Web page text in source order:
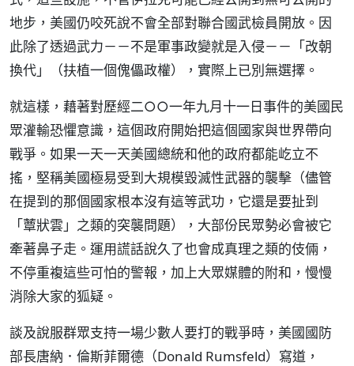
地步，美國仍咬死說不會全部對聯合國武檢員開放。因
此除了透過武力－－不是軍事政變就是入侵－－「改朝
換代」（扶植一個傀儡政權），實際上已別無選擇。
就這樣，藉著對歷經二○○一年九月十一日事件的美國民
眾灌輸恐懼意識，這個政府開始把這個國家與世界帶向
戰爭。如果一天一天美國總統和他的政府都能屹立不
搖，堅稱美國極易受到大規模毀滅性武器的襲擊（儘管
在提到的那個國家根本沒有這等武功，它還是要扯到
「蕈狀雲」之類的突襲問題），大部份民眾勢必會被它
牽著鼻子走。運用謊話說久了也會成真理之類的伎倆，
不停重複這些可怕的警報，加上大眾媒體的附和，慢慢
消除大家的狐疑。
談及說服群眾支持一場少數人要打的戰爭時，美國國防
部長唐納．倫斯菲爾德（Donald Rumsfeld）寫道，